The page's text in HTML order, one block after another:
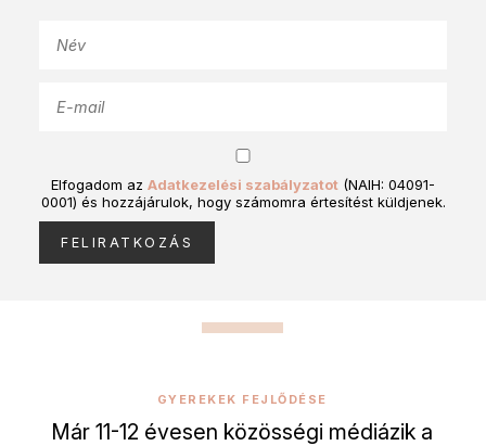
Elfogadom az Adatkezelési szabályzatot (NAIH: 04091-
0001) és hozzájárulok, hogy számomra értesítést küldjenek.
GYEREKEK FEJLŐDÉSE
Már 11-12 évesen közösségi médiázik a